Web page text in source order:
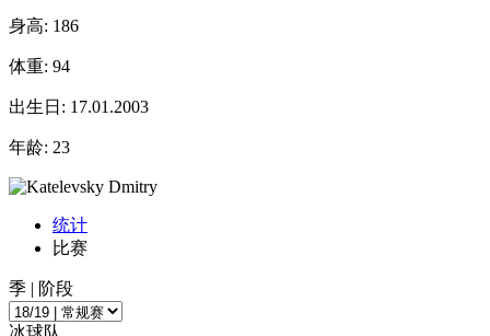
身高: 186
体重: 94
出生日: 17.01.2003
年龄: 23
统计
比赛
季 | 阶段
冰球队